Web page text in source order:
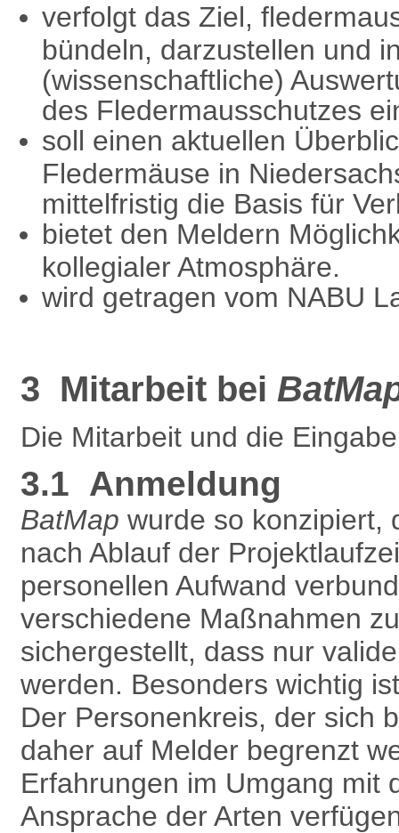
verfolgt das Ziel,
bündeln, darzustellen und
(wissenschaftliche)
des Fledermausschutzes
soll einen aktuellen
Fledermäuse in
mittelfristig die Basis für
bietet den Meldern
kollegialer Atmosphäre.
wird getragen vom NABU
3 Mitarbeit bei
Die Mitarbeit und die
3.1 Anmeldung
BatMap wurde so konzipiert,
nach Ablauf der
personellen Aufwand
verschiedene Maßnahmen
sichergestellt, dass nur
werden. Besonders wichtig
Der Personenkreis, der sich
daher auf Melder begrenzt
Erfahrungen im Umgang mit
Ansprache der Arten